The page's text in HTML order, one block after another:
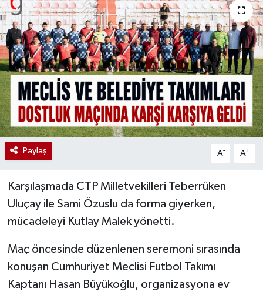
Paylaş A- A+
Karşılaşmada CTP Milletvekilleri Teberrüken
Uluçay ile Sami Özuslu da forma giyerken,
mücadeleyi Kutlay Malek yönetti.
Maç öncesinde düzenlenen seremoni sırasında
konuşan Cumhuriyet Meclisi Futbol Takımı
Kaptanı Hasan Büyükoğlu, organizasyona ev